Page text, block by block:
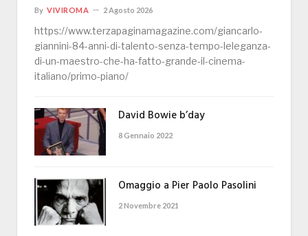
By VIVIROMA 2 Agosto 2026
https://www.terzapaginamagazine.com/giancarlo-
giannini-84-anni-di-talento-senza-tempo-leleganza-
di-un-maestro-che-ha-fatto-grande-il-cinema-
italiano/primo-piano/
David Bowie b’day
8 Gennaio 2022
Omaggio a Pier Paolo Pasolini
2 Novembre 2021